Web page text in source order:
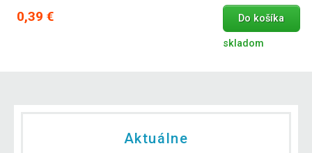
0,39 € Do košíka
skladom
Aktuálne